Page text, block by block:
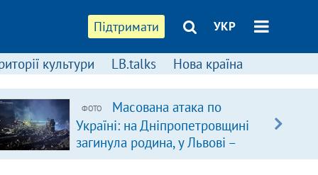
Підтримати УКР
культури LB.talks Нова країна
ФОТО
Масована атака по
Україні: на Дніпропетровщині
загинула родина, у Львові –
удар по багатоповерхівках